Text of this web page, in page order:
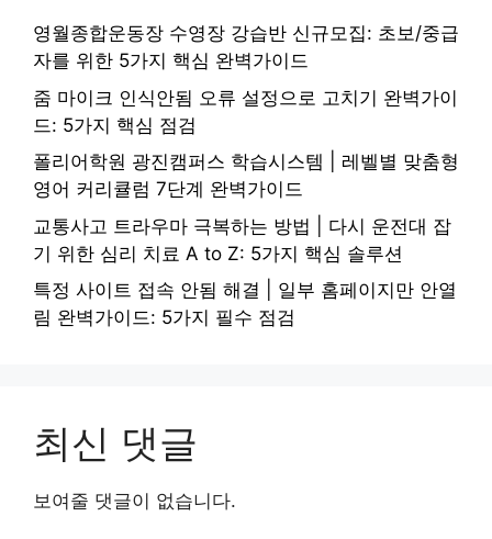
영월종합운동장 수영장 강습반 신규모집: 초보/중급
자를 위한 5가지 핵심 완벽가이드
줌 마이크 인식안됨 오류 설정으로 고치기 완벽가이
드: 5가지 핵심 점검
폴리어학원 광진캠퍼스 학습시스템 | 레벨별 맞춤형
영어 커리큘럼 7단계 완벽가이드
교통사고 트라우마 극복하는 방법 | 다시 운전대 잡
기 위한 심리 치료 A to Z: 5가지 핵심 솔루션
특정 사이트 접속 안됨 해결 | 일부 홈페이지만 안열
림 완벽가이드: 5가지 필수 점검
최신 댓글
보여줄 댓글이 없습니다.